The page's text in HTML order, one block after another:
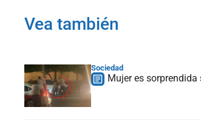
Vea también
Sociedad
Mujer es